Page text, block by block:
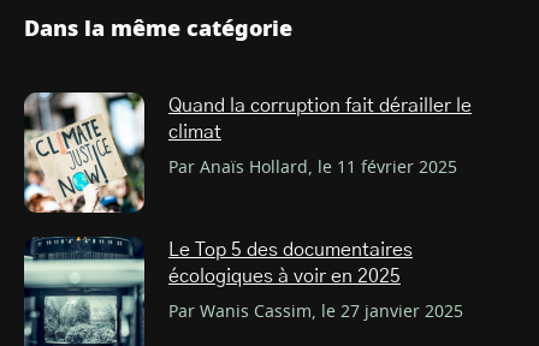
Dans la même catégorie
Quand la corruption fait dérailler le
climat
Par Anaïs Hollard, le 11 février 2025
Le Top 5 des documentaires
écologiques à voir en 2025
Par Wanis Cassim, le 27 janvier 2025